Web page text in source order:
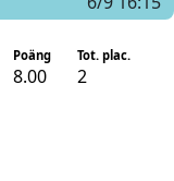
Poäng Tot. plac.
8.00 2